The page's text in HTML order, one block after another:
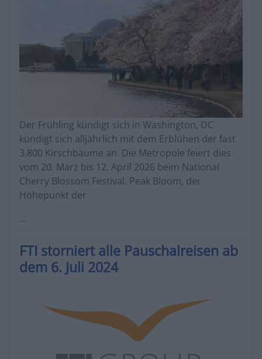
Der Frühling kündigt sich in Washington, DC
kündigt sich alljährlich mit dem Erblühen der fast
3.800 Kirschbäume an. Die Metropole feiert dies
vom 20. März bis 12. April 2026 beim National
Cherry Blossom Festival. Peak Bloom, der
Höhepunkt der
...
FTI storniert alle Pauschalreisen ab
dem 6. Juli 2024